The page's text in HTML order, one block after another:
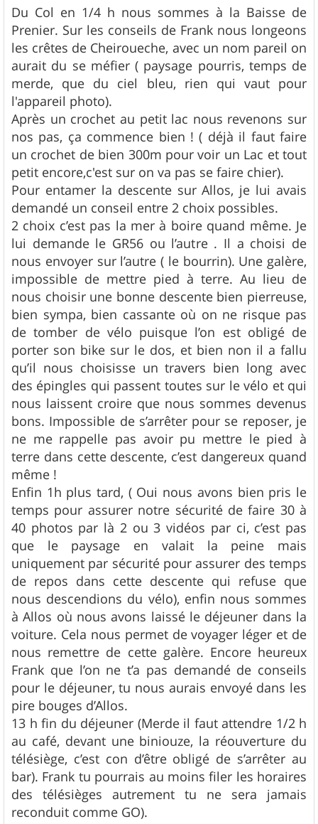
Du Col en 1/4 h nous sommes à la Baisse de
Prenier. Sur les conseils de Frank nous longeons
les crêtes de Cheiroueche, avec un nom pareil on
aurait du se méfier ( paysage pourris, temps de
merde, que du ciel bleu, rien qui vaut pour
l'appareil photo).
Après un crochet au petit lac nous revenons sur
nos pas, ça commence bien ! ( déjà il faut faire
un crochet de bien 300m pour voir un Lac et tout
petit encore,c'est sur on va pas se faire chier).
Pour entamer la descente sur Allos, je lui avais
demandé un conseil entre 2 choix possibles.
2 choix c’est pas la mer à boire quand même. Je
lui demande le GR56 ou l’autre . Il a choisi de
nous envoyer sur l’autre ( le bourrin). Une galère,
impossible de mettre pied à terre. Au lieu de
nous choisir une bonne descente bien pierreuse,
bien sympa, bien cassante où on ne risque pas
de tomber de vélo puisque l’on est obligé de
porter son bike sur le dos, et bien non il a fallu
qu’il nous choisisse un travers bien long avec
des épingles qui passent toutes sur le vélo et qui
nous laissent croire que nous sommes devenus
bons. Impossible de s’arrêter pour se reposer, je
ne me rappelle pas avoir pu mettre le pied à
terre dans cette descente, c’est dangereux quand
même !
Enfin 1h plus tard, ( Oui nous avons bien pris le
temps pour assurer notre sécurité de faire 30 à
40 photos par là 2 ou 3 vidéos par ci, c’est pas
que le paysage en valait la peine mais
uniquement par sécurité pour assurer des temps
de repos dans cette descente qui refuse que
nous descendions du vélo), enfin nous sommes
à Allos où nous avons laissé le déjeuner dans la
voiture. Cela nous permet de voyager léger et de
nous remettre de cette galère. Encore heureux
Frank que l’on ne t’a pas demandé de conseils
pour le déjeuner, tu nous aurais envoyé dans les
pire bouges d’Allos.
13 h fin du déjeuner (Merde il faut attendre 1/2 h
au café, devant une biniouze, la réouverture du
télésiège, c’est con d’être obligé de s’arrêter au
bar). Frank tu pourrais au moins filer les horaires
des télésièges autrement tu ne sera jamais
reconduit comme GO).